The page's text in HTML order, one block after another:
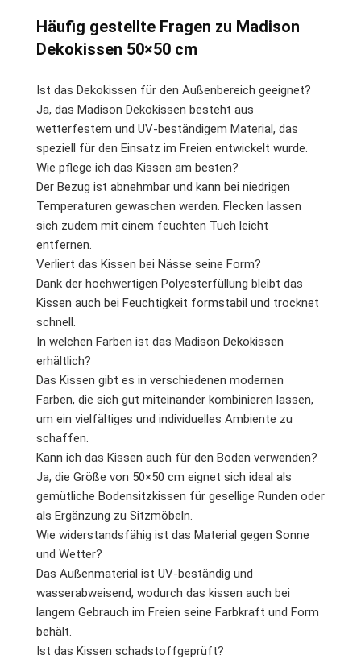
Häufig gestellte Fragen zu Madison
Dekokissen 50×50 cm
Ist das Dekokissen für den Außenbereich geeignet?
Ja, das Madison Dekokissen besteht aus
wetterfestem und UV-beständigem Material, das
speziell für den Einsatz im Freien entwickelt wurde.
Wie pflege ich das Kissen am besten?
Der Bezug ist abnehmbar und kann bei niedrigen
Temperaturen gewaschen werden. Flecken lassen
sich zudem mit einem feuchten Tuch leicht
entfernen.
Verliert das Kissen bei Nässe seine Form?
Dank der hochwertigen Polyesterfüllung bleibt das
Kissen auch bei Feuchtigkeit formstabil und trocknet
schnell.
In welchen Farben ist das Madison Dekokissen
erhältlich?
Das Kissen gibt es in verschiedenen modernen
Farben, die sich gut miteinander kombinieren lassen,
um ein vielfältiges und individuelles Ambiente zu
schaffen.
Kann ich das Kissen auch für den Boden verwenden?
Ja, die Größe von 50×50 cm eignet sich ideal als
gemütliche Bodensitzkissen für gesellige Runden oder
als Ergänzung zu Sitzmöbeln.
Wie widerstandsfähig ist das Material gegen Sonne
und Wetter?
Das Außenmaterial ist UV-beständig und
wasserabweisend, wodurch das kissen auch bei
langem Gebrauch im Freien seine Farbkraft und Form
behält.
Ist das Kissen schadstoffgeprüft?